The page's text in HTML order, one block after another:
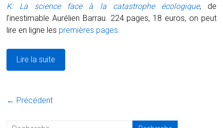
K: La science face à la catastrophe écologique, de
l’inestimable Aurélien Barrau. 224 pages, 18 euros, on peut
lire en ligne les premières pages.
Lire la suite
← Précédent